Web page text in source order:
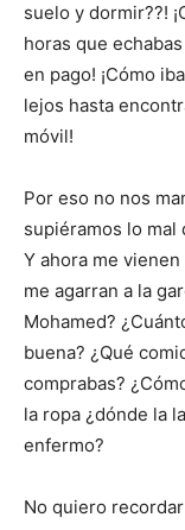
suelo y dormir??!
horas que
en pago! ¡Cómo
lejos hasta
móvil!
Por eso no nos
supiéramos lo mal
Y ahora me
me agarran a la
Mohamed?
buena? ¿Qué
comprabas?
la ropa ¿dónde la
enfermo?
No quiero